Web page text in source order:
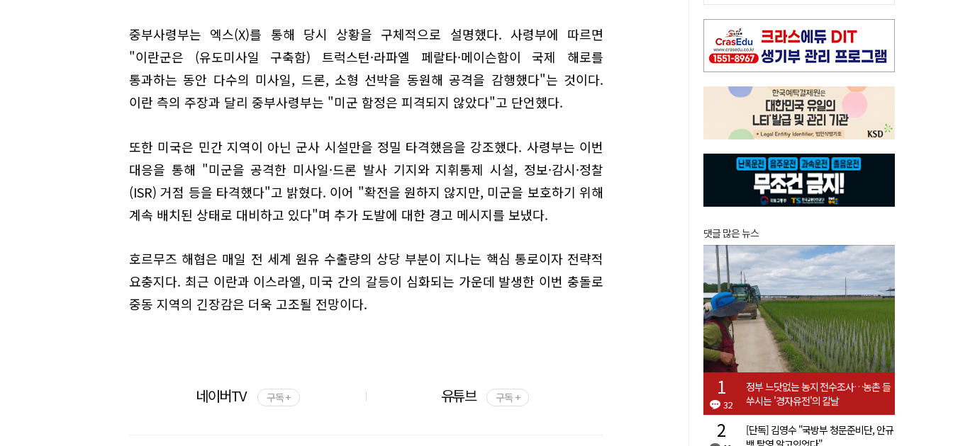
중부사령부는 엑스(X)를 통해 당시 상황을 구체적으로 설명했다. 사령부에 따르면
"이란군은 (유도미사일 구축함) 트럭스턴·라파엘 페랄타·메이슨함이 국제 해로를
통과하는 동안 다수의 미사일, 드론, 소형 선박을 동원해 공격을 감행했다"는 것이다.
이란 측의 주장과 달리 중부사령부는 "미군 함정은 피격되지 않았다"고 단언했다.
또한 미국은 민간 지역이 아닌 군사 시설만을 정밀 타격했음을 강조했다. 사령부는 이번
대응을 통해 "미군을 공격한 미사일·드론 발사 기지와 지휘통제 시설, 정보·감시·정찰
(ISR) 거점 등을 타격했다"고 밝혔다. 이어 "확전을 원하지 않지만, 미군을 보호하기 위해
계속 배치된 상태로 대비하고 있다"며 추가 도발에 대한 경고 메시지를 보냈다.
호르무즈 해협은 매일 전 세계 원유 수출량의 상당 부분이 지나는 핵심 통로이자 전략적
요충지다. 최근 이란과 이스라엘, 미국 간의 갈등이 심화되는 가운데 발생한 이번 충돌로
중동 지역의 긴장감은 더욱 고조될 전망이다.
네이버TV 구독 + 유튜브 구독 +
댓글 많은 뉴스
32
정부 느닷없는 농지 전수조사…농촌 들
쑤시는 '경자유전'의 칼날
[단독] 김영수 "국방부 청문준비단, 안규